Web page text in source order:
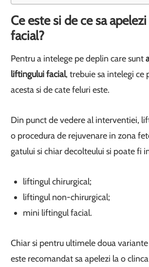
Ce este si de ce sa
facial?
Pentru a intelege pe deplin care sunt
liftingului facial, trebuie sa intelegi ce
acesta si de cate feluri este.
Din punct de vedere al interventiei,
o procedura de rejuvenare in zona
gatului si chiar decolteului si poate fi
liftingul chirurgical;
liftingul non-chirurgical;
mini liftingul facial.
Chiar si pentru ultimele doua
este recomandat sa apelezi la o